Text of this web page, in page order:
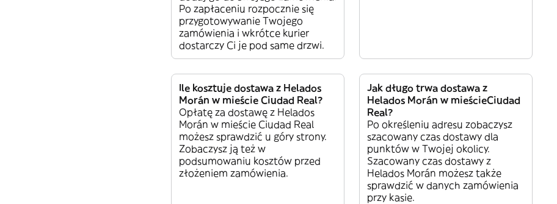
Po zapłaceniu rozpocznie się
przygotowywanie Twojego
zamówienia i wkrótce kurier
dostarczy Ci je pod same drzwi.
Ile kosztuje dostawa z Helados
Morán w mieście Ciudad Real?
Opłatę za dostawę z Helados
Morán w mieście Ciudad Real
możesz sprawdzić u góry strony.
Zobaczysz ją też w
podsumowaniu kosztów przed
złożeniem zamówienia.
Jak długo trwa dostawa z
Helados Morán w mieścieCiudad
Real?
Po określeniu adresu zobaczysz
szacowany czas dostawy dla
punktów w Twojej okolicy.
Szacowany czas dostawy z
Helados Morán możesz także
sprawdzić w danych zamówienia
przy kasie.